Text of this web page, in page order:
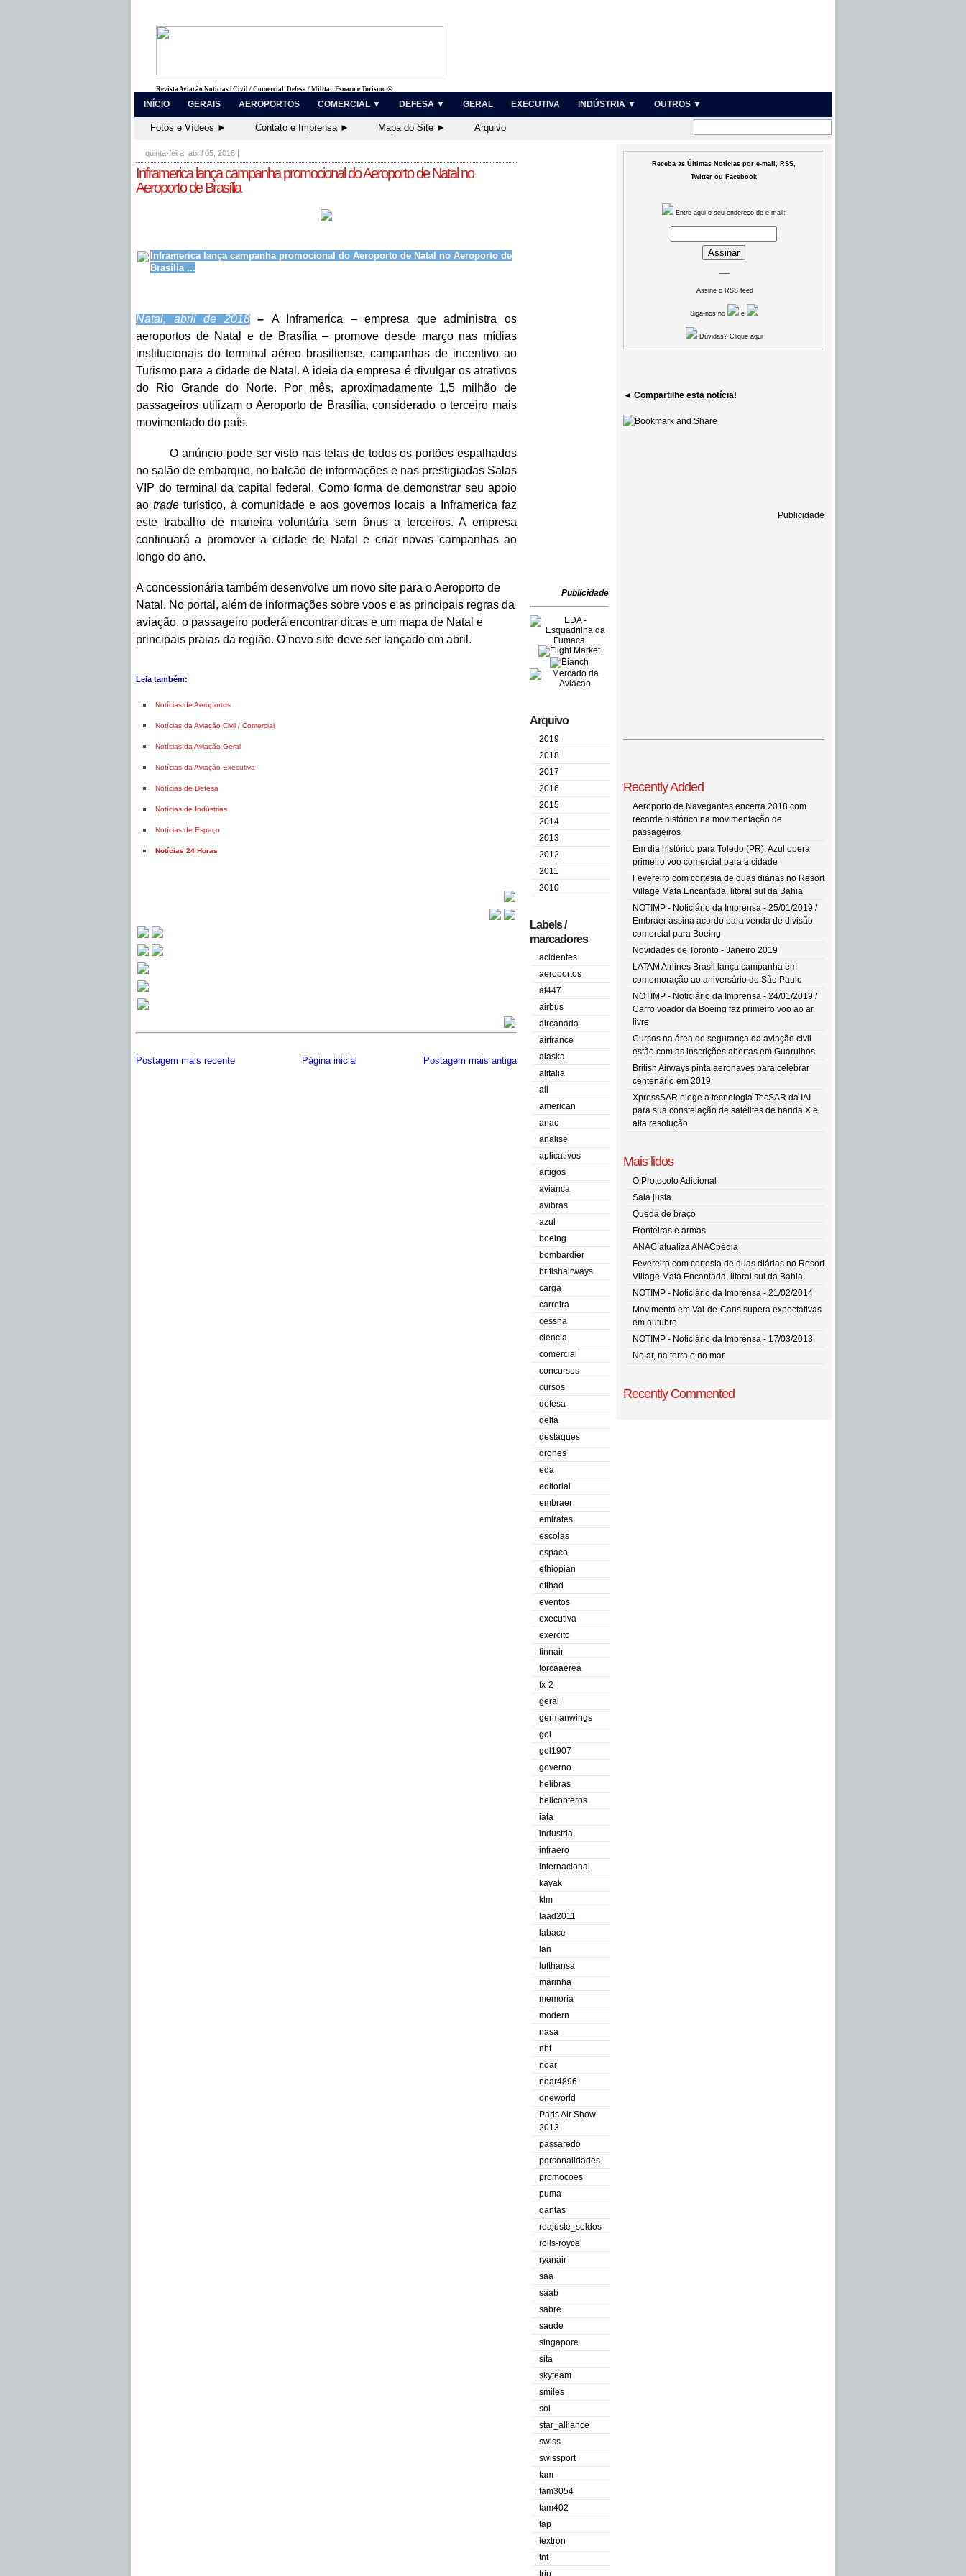
Revista Aviação Notícias | Civil / Comercial, Defesa / Militar, Espaço e Turismo ®
INÍCIO GERAIS AEROPORTOS COMERCIAL ▼ DEFESA ▼ GERAL EXECUTIVA INDÚSTRIA ▼ OUTROS ▼
Fotos e Vídeos ► Contato e Imprensa ► Mapa do Site ► Arquivo
quinta-feira, abril 05, 2018 |
Inframerica lança campanha promocional do Aeroporto de Natal no
Aeroporto de Brasília
Inframerica lança campanha promocional do Aeroporto de Natal no Aeroporto de
Brasília ...
Natal, abril de 2018– A Inframerica – empresa que administra os
aeroportos de Natal e de Brasília – promove desde março nas mídias
institucionais do terminal aéreo brasiliense, campanhas de incentivo ao
Turismo para a cidade de Natal. A ideia da empresa é divulgar os atrativos
do Rio Grande do Norte. Por mês, aproximadamente 1,5 milhão de
passageiros utilizam o Aeroporto de Brasília, considerado o terceiro mais
movimentado do país.
O anúncio pode ser visto nas telas de todos os portões espalhados
no salão de embarque, no balcão de informações e nas prestigiadas Salas
VIP do terminal da capital federal. Como forma de demonstrar seu apoio
aotrade turístico, à comunidade e aos governos locais a Inframerica faz
este trabalho de maneira voluntária sem ônus a terceiros. A empresa
continuará a promover a cidade de Natal e criar novas campanhas ao
longo do ano.
A concessionária também desenvolve um novo site para o Aeroporto de
Natal. No portal, além de informações sobre voos e as principais regras da
aviação, o passageiro poderá encontrar dicas e um mapa de Natal e
principais praias da região. O novo site deve ser lançado em abril.
Leia também:
Notícias de Aeroportos
Notícias da Aviação Civil / Comercial
Notícias da Aviação Geral
Notícias da Aviação Executiva
Notícias de Defesa
Notícias de Indústrias
Notícias de Espaço
Notícias 24 Horas
Postagem mais recente Postagem mais antiga
Página inicial
Publicidade
Arquivo
2019
2018
2017
2016
2015
2014
2013
2012
2011
2010
Labels /
marcadores
acidentes
aeroportos
af447
airbus
aircanada
airfrance
alaska
alitalia
all
american
anac
analise
aplicativos
artigos
avianca
avibras
azul
boeing
bombardier
britishairways
carga
carreira
cessna
ciencia
comercial
concursos
cursos
defesa
delta
destaques
drones
eda
editorial
embraer
emirates
escolas
espaco
ethiopian
etihad
eventos
executiva
exercito
finnair
forcaaerea
fx-2
geral
germanwings
gol
gol1907
governo
helibras
helicopteros
iata
industria
infraero
internacional
kayak
klm
laad2011
labace
lan
lufthansa
marinha
memoria
modern
nasa
nht
noar
noar4896
oneworld
Paris Air Show
2013
passaredo
personalidades
promocoes
puma
qantas
reajuste_soldos
rolls-royce
ryanair
saa
saab
sabre
saude
singapore
sita
skyteam
smiles
sol
star_alliance
swiss
swissport
tam
tam3054
tam402
tap
textron
tnt
trip
Receba as Últimas Notícias por e-mail, RSS,
Twitter ou Facebook
Entre aqui o seu endereço de e-mail:
Assine o RSS feed
Siga-nos no e
Dúvidas? Clique aqui
◄ Compartilhe esta notícia!
Publicidade
Recently Added
Aeroporto de Navegantes encerra 2018 com
recorde histórico na movimentação de
passageiros
Em dia histórico para Toledo (PR), Azul opera
primeiro voo comercial para a cidade
Fevereiro com cortesia de duas diárias no Resort
Village Mata Encantada, litoral sul da Bahia
NOTIMP - Noticiário da Imprensa - 25/01/2019 /
Embraer assina acordo para venda de divisão
comercial para Boeing
Novidades de Toronto - Janeiro 2019
LATAM Airlines Brasil lança campanha em
comemoração ao aniversário de São Paulo
NOTIMP - Noticiário da Imprensa - 24/01/2019 /
Carro voador da Boeing faz primeiro voo ao ar
livre
Cursos na área de segurança da aviação civil
estão com as inscrições abertas em Guarulhos
British Airways pinta aeronaves para celebrar
centenário em 2019
XpressSAR elege a tecnologia TecSAR da IAI
para sua constelação de satélites de banda X e
alta resolução
Mais lidos
O Protocolo Adicional
Saia justa
Queda de braço
Fronteiras e armas
ANAC atualiza ANACpédia
Fevereiro com cortesia de duas diárias no Resort
Village Mata Encantada, litoral sul da Bahia
NOTIMP - Noticiário da Imprensa - 21/02/2014
Movimento em Val-de-Cans supera expectativas
em outubro
NOTIMP - Noticiário da Imprensa - 17/03/2013
No ar, na terra e no mar
Recently Commented